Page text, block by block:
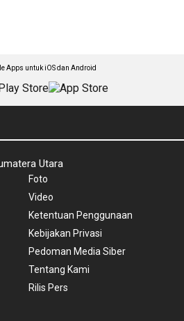
Apps untuk iOS dan Android
Utara
Foto
Video
Ketentuan Penggunaan
Kebijakan Privasi
Pedoman Media Siber
Tentang Kami
Rilis Pers